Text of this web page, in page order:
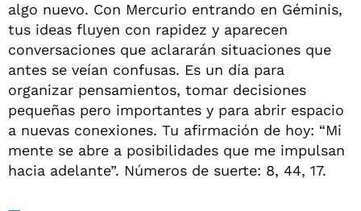
algo nuevo. Con Mercurio entrando en Géminis,
tus ideas fluyen con rapidez y aparecen
conversaciones que aclararán situaciones que
antes se veían confusas. Es un día para
organizar pensamientos, tomar decisiones
pequeñas pero importantes y para abrir espacio
a nuevas conexiones. Tu afirmación de hoy: “Mi
mente se abre a posibilidades que me impulsan
hacia adelante”. Números de suerte: 8, 44, 17.